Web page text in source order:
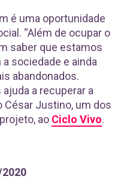
é uma oportunidade
“Além de ocupar o
saber que estamos
sociedade e ainda
abandonados.
a recuperar a
César Justino, um dos
ao Ciclo Vivo.